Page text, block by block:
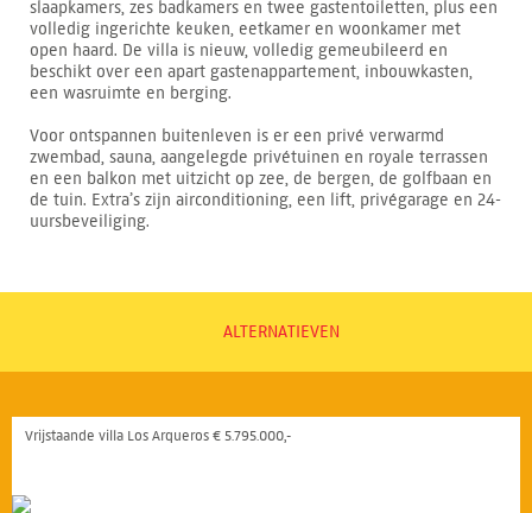
slaapkamers, zes badkamers en twee gastentoiletten, plus een
volledig ingerichte keuken, eetkamer en woonkamer met
open haard. De villa is nieuw, volledig gemeubileerd en
beschikt over een apart gastenappartement, inbouwkasten,
een wasruimte en berging.
Voor ontspannen buitenleven is er een privé verwarmd
zwembad, sauna, aangelegde privétuinen en royale terrassen
en een balkon met uitzicht op zee, de bergen, de golfbaan en
de tuin. Extra’s zijn airconditioning, een lift, privégarage en 24-
uursbeveiliging.
ALTERNATIEVEN
Vrijstaande villa Los Arqueros € 5.795.000,-